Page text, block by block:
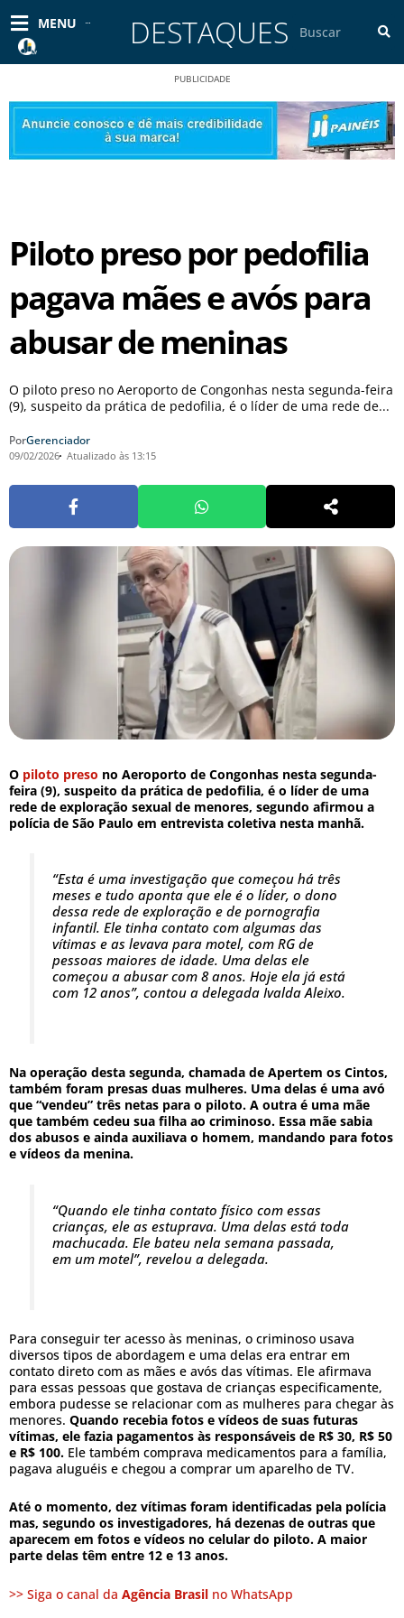
para
conteúdo
MENU DESTAQUES
PUBLICIDADE
Piloto preso por pedofilia
pagava mães e avós para
abusar de meninas
O piloto preso no Aeroporto de Congonhas nesta segunda-feira
(9), suspeito da prática de pedofilia, é o líder de uma rede de...
PorGerenciador
09/02/2026 Atualizado às 13:15
O piloto preso no Aeroporto de Congonhas nesta segunda-
feira (9), suspeito da prática de pedofilia, é o líder de uma
rede de exploração sexual de menores, segundo afirmou a
polícia de São Paulo em entrevista coletiva nesta manhã.
“Esta é uma investigação que começou há três
meses e tudo aponta que ele é o líder, o dono
dessa rede de exploração e de pornografia
infantil. Ele tinha contato com algumas das
vítimas e as levava para motel, com RG de
pessoas maiores de idade. Uma delas ele
começou a abusar com 8 anos. Hoje ela já está
com 12 anos”, contou a delegada Ivalda Aleixo.
Na operação desta segunda, chamada de Apertem os Cintos,
também foram presas duas mulheres. Uma delas é uma avó
que “vendeu” três netas para o piloto. A outra é uma mãe
que também cedeu sua filha ao criminoso. Essa mãe sabia
dos abusos e ainda auxiliava o homem, mandando para fotos
e vídeos da menina.
“Quando ele tinha contato físico com essas
crianças, ele as estuprava. Uma delas está toda
machucada. Ele bateu nela semana passada,
em um motel”, revelou a delegada.
Para conseguir ter acesso às meninas, o criminoso usava
diversos tipos de abordagem e uma delas era entrar em
contato direto com as mães e avós das vítimas. Ele afirmava
para essas pessoas que gostava de crianças especificamente,
embora pudesse se relacionar com as mulheres para chegar às
menores. Quando recebia fotos e vídeos de suas futuras
vítimas, ele fazia pagamentos às responsáveis de R$ 30, R$ 50
e R$ 100. Ele também comprava medicamentos para a família,
pagava aluguéis e chegou a comprar um aparelho de TV.
Até o momento, dez vítimas foram identificadas pela polícia
mas, segundo os investigadores, há dezenas de outras que
aparecem em fotos e vídeos no celular do piloto. A maior
parte delas têm entre 12 e 13 anos.
>> Siga o canal da Agência Brasil no WhatsApp